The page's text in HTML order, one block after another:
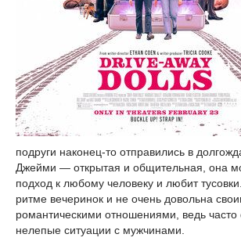
подруги наконец-то отправились в
Джейми — открытая и общительная, она
подход к любому человеку и любит
ритме вечеринок и не очень довольна
романтическими отношениями, ведь часто
нелепые ситуации с мужчинами.